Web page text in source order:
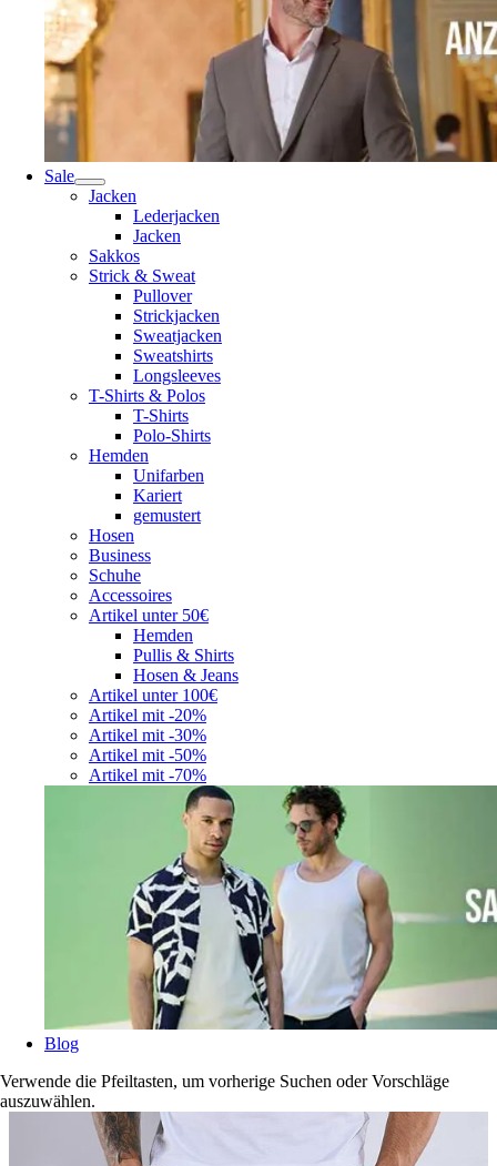
Sale
Jacken
Lederjacken
Jacken
Sakkos
Strick & Sweat
Pullover
Strickjacken
Sweatjacken
Sweatshirts
Longsleeves
T-Shirts & Polos
T-Shirts
Polo-Shirts
Hemden
Unifarben
Kariert
gemustert
Hosen
Business
Schuhe
Accessoires
Artikel unter 50€
Hemden
Pullis & Shirts
Hosen & Jeans
Artikel unter 100€
Artikel mit -20%
Artikel mit -30%
Artikel mit -50%
Artikel mit -70%
Blog
Verwende die Pfeiltasten, um vorherige Suchen oder Vorschläge
auszuwählen.